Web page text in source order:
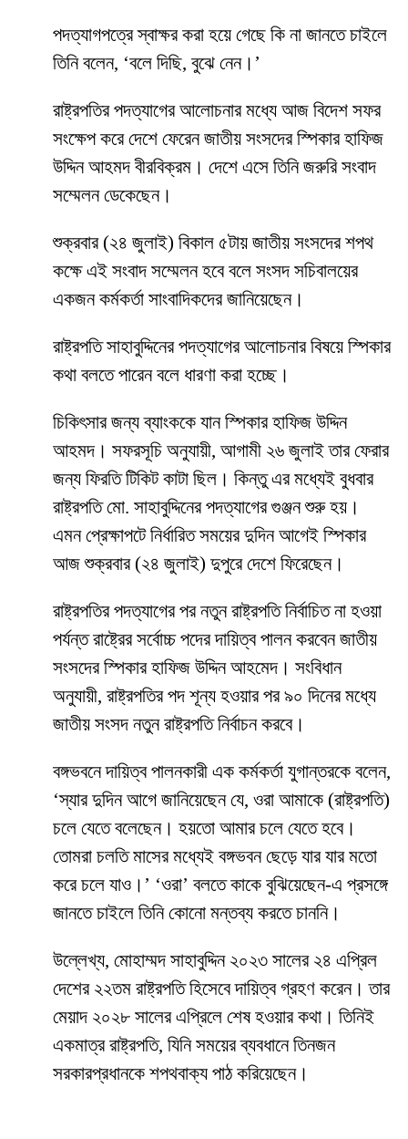
পদত্যাগপত্রে স্বাক্ষর করা হয়ে গেছে কি না জানতে চাইলে
তিনি বলেন, ‘বলে দিছি, বুঝে নেন।’
রাষ্ট্রপতির পদত্যাগের আলোচনার মধ্যে আজ বিদেশ সফর
সংক্ষেপ করে দেশে ফেরেন জাতীয় সংসদের স্পিকার হাফিজ
উদ্দিন আহমদ বীরবিক্রম। দেশে এসে তিনি জরুরি সংবাদ
সম্মেলন ডেকেছেন।
শুক্রবার (২৪ জুলাই) বিকাল ৫টায় জাতীয় সংসদের শপথ
কক্ষে এই সংবাদ সম্মেলন হবে বলে সংসদ সচিবালয়ের
একজন কর্মকর্তা সাংবাদিকদের জানিয়েছেন।
রাষ্ট্রপতি সাহাবুদ্দিনের পদত্যাগের আলোচনার বিষয়ে স্পিকার
কথা বলতে পারেন বলে ধারণা করা হচ্ছে।
চিকিৎসার জন্য ব্যাংককে যান স্পিকার হাফিজ উদ্দিন
আহমদ। সফরসূচি অনুযায়ী, আগামী ২৬ জুলাই তার ফেরার
জন্য ফিরতি টিকিট কাটা ছিল। কিন্তু এর মধ্যেই বুধবার
রাষ্ট্রপতি মো. সাহাবুদ্দিনের পদত্যাগের গুঞ্জন শুরু হয়।
এমন প্রেক্ষাপটে নির্ধারিত সময়ের দুদিন আগেই স্পিকার
আজ শুক্রবার (২৪ জুলাই) দুপুরে দেশে ফিরেছেন।
রাষ্ট্রপতির পদত্যাগের পর নতুন রাষ্ট্রপতি নির্বাচিত না হওয়া
পর্যন্ত রাষ্ট্রের সর্বোচ্চ পদের দায়িত্ব পালন করবেন জাতীয়
সংসদের স্পিকার হাফিজ উদ্দিন আহমেদ। সংবিধান
অনুযায়ী, রাষ্ট্রপতির পদ শূন্য হওয়ার পর ৯০ দিনের মধ্যে
জাতীয় সংসদ নতুন রাষ্ট্রপতি নির্বাচন করবে।
বঙ্গভবনে দায়িত্ব পালনকারী এক কর্মকর্তা যুগান্তরকে বলেন,
‘স্যার দুদিন আগে জানিয়েছেন যে, ওরা আমাকে (রাষ্ট্রপতি)
চলে যেতে বলেছেন। হয়তো আমার চলে যেতে হবে।
তোমরা চলতি মাসের মধ্যেই বঙ্গভবন ছেড়ে যার যার মতো
করে চলে যাও।’ ‘ওরা’ বলতে কাকে বুঝিয়েছেন-এ প্রসঙ্গে
জানতে চাইলে তিনি কোনো মন্তব্য করতে চাননি।
উল্লেখ্য, মোহাম্মদ সাহাবুদ্দিন ২০২৩ সালের ২৪ এপ্রিল
দেশের ২২তম রাষ্ট্রপতি হিসেবে দায়িত্ব গ্রহণ করেন। তার
মেয়াদ ২০২৮ সালের এপ্রিলে শেষ হওয়ার কথা। তিনিই
একমাত্র রাষ্ট্রপতি, যিনি সময়ের ব্যবধানে তিনজন
সরকারপ্রধানকে শপথবাক্য পাঠ করিয়েছেন।